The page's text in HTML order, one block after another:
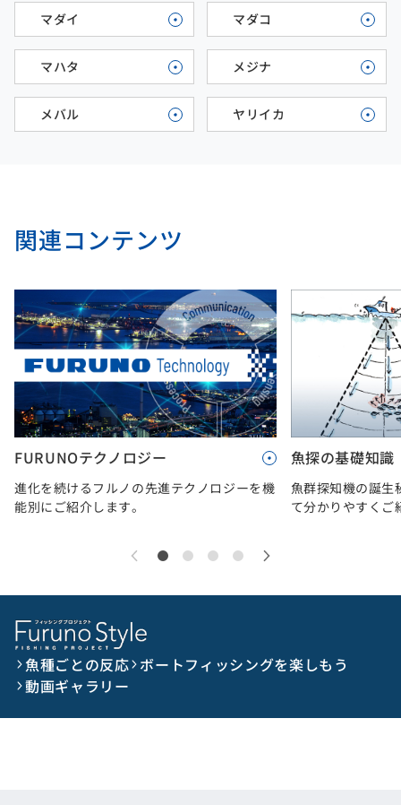
マダイ マダコ
マハタ メジナ
メバル ヤリイカ
関連コンテンツ
FURUNOテクノロジー
進化を続けるフルノの先進テクノロジーを機
能別にご紹介します。
魚探の基礎知識
魚群探知機の誕生
て分かりやすくご
魚種ごとの反応 ボートフィッシングを楽しもう
動画ギャラリー